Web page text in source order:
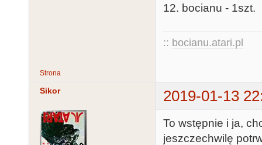
12. bocianu - 1szt.
:: bocianu.atari.pl
Strona
Sikor 2019-01-13
To wstępnie i ja,
jeszczechwilę